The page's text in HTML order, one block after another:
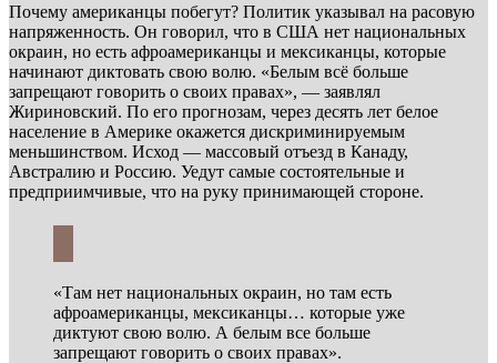
Почему американцы побегут? Политик указывал на расовую
напряженность. Он говорил, что в США нет национальных
окраин, но есть афроамериканцы и мексиканцы, которые
начинают диктовать свою волю. «Белым всё больше
запрещают говорить о своих правах», — заявлял
Жириновский. По его прогнозам, через десять лет белое
население в Америке окажется дискриминируемым
меньшинством. Исход — массовый отъезд в Канаду,
Австралию и Россию. Уедут самые состоятельные и
предприимчивые, что на руку принимающей стороне.
«Там нет национальных окраин, но там есть
афроамериканцы, мексиканцы… которые уже
диктуют свою волю. А белым все больше
запрещают говорить о своих правах».